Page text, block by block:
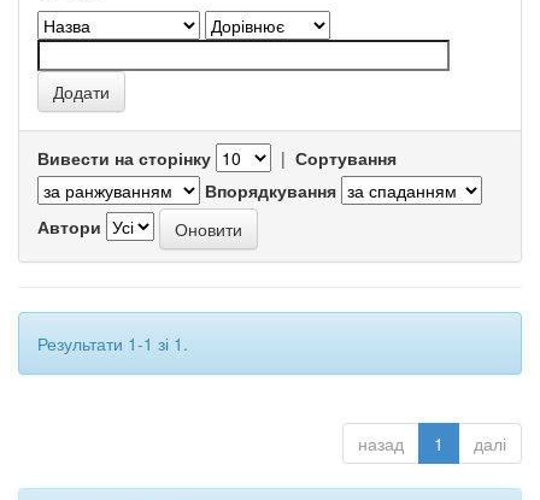
Вивести на сторінку | Сортування
Впорядкування
Автори
Результати 1-1 зі 1.
назад 1 далі